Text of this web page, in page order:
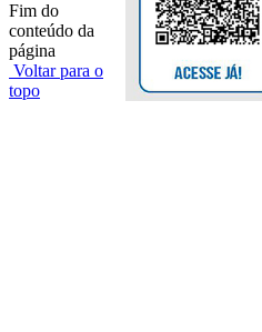
Fim do
conteúdo da
página
Voltar para o
topo